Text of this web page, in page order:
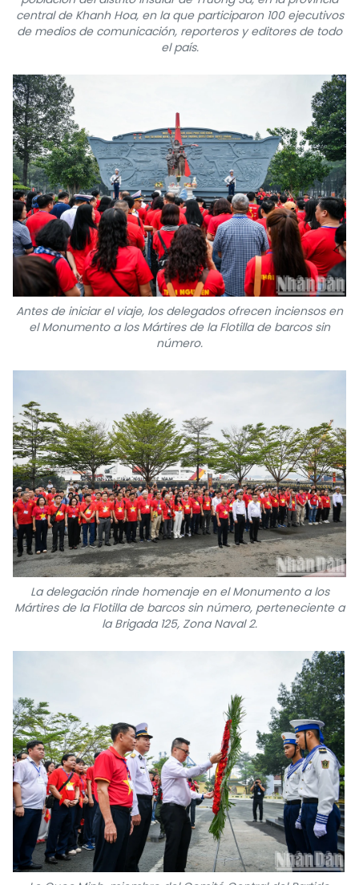
central de Khanh Hoa, en la que participaron 100 ejecutivos
de medios de comunicación, reporteros y editores de todo
el país.
Antes de iniciar el viaje, los delegados ofrecen inciensos en
el Monumento a los Mártires de la Flotilla de barcos sin
número.
La delegación rinde homenaje en el Monumento a los
Mártires de la Flotilla de barcos sin número, perteneciente a
la Brigada 125, Zona Naval 2.